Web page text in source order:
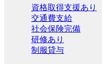
資格取得支援あり
交通費支給
社会保険完備
研修あり
制服貸与